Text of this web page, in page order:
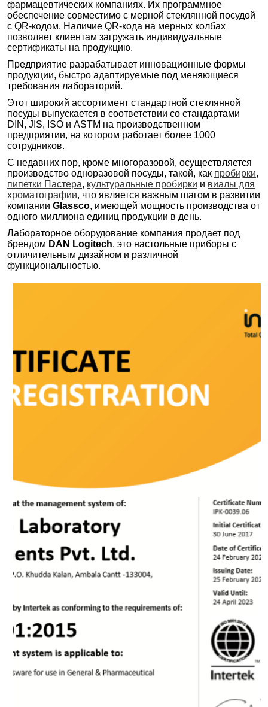
фармацевтических компаниях. Их программное
обеспечение совместимо с мерной стеклянной посудой
с QR-кодом. Наличие QR-кода на мерных колбах
позволяет клиентам загружать индивидуальные
сертификаты на продукцию.
Предприятие разрабатывает инновационные формы
продукции, быстро адаптируемые под меняющиеся
требования лабораторий.
Этот широкий ассортимент стандартной стеклянной
посуды выпускается в соответствии со стандартами
DIN, JIS, ISO и ASTM на производственном
предприятии, на котором работает более 1000
сотрудников.
С недавних пор, кроме многоразовой, осуществляется
производство одноразовой посуды, такой, как пробирки,
пипетки Пастера, культуральные пробирки и виалы для
хроматографии, что является важным шагом в развитии
компании Glassco, имеющей мощность производства от
одного миллиона единиц продукции в день.
Лабораторное оборудование компания продает под
брендом DAN Logitech, это настольные приборы с
отличительным дизайном и различной
функциональностью.